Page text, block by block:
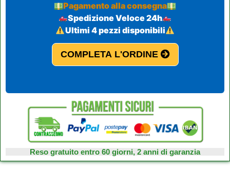
Pagamento alla consegna
Spedizione Veloce 24h
Ultimi 4 pezzi disponibili
COMPLETA L'ORDINE
Reso gratuito entro 60 giorni, 2 anni di garanzia